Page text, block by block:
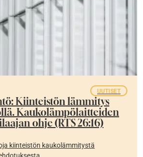
UUTISET
Kiinteistön lämmitys
Kaukolämpölaitteiden
ohje (RTS 26:16)
kiinteistön kaukolämmitystä